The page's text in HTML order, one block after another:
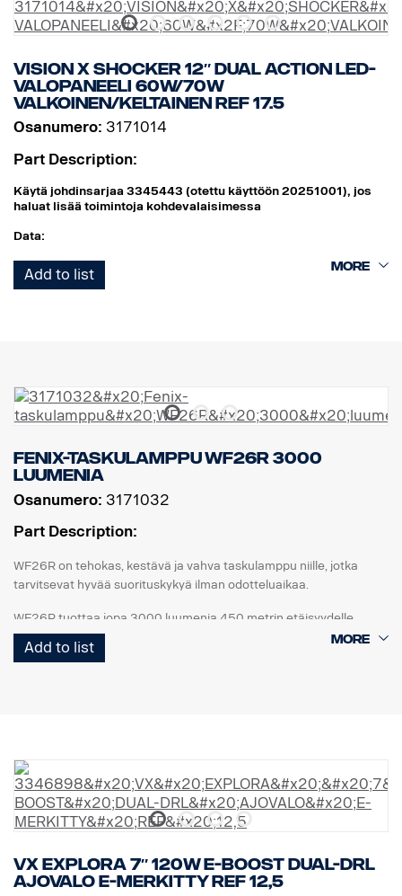
VISION X SHOCKER 12″ DUAL ACTION LED-
VALOPANEELI 60W/70W
VALKOINEN/KELTAINEN REF 17.5
Osanumero: 3171014
Part Description:
Käytä johdinsarjaa 3345443 (otettu käyttöön 20251001), jos
haluat lisää toimintoja kohdevalaisimessa
Data:
Leveys: 304 mm
Korkeus (konsolin kanssa): 97 mm
Kantama, kohdevalo, 1Lux: 400 m
Teho, valonheitin: 70 W
Raakalumenit, valonheitin: 3550 lm
Add to list
Fenix-taskulamppu WF26R 3000
luumenia
Osanumero: 3171032
Part Description:
WF26R on tehokas, kestävä ja vahva taskulamppu niille, jotka
tarvitsevat hyvää suorituskykyä ilman odotteluaikaa.
WF26R tuottaa jopa 3000 luumenia 450 metrin etäisyydelle
neljällä eri valotilalla ja kahdella vilkkutilalla. Akun kesto on jopa 44
tuntia mukana toimitetulla litiumioniakulla. Taskulampun
säilyttämiseksi, kun sitä ei käytetä. Taskulampussa on
sisäänrakennettu akun varaustason ilmaisin, ja latausjohdon voi
irrottaa latausasemasta, jos haluat ladata taskulamppua suoraan.
Tämä taskulamppu on todellinen työhevonen, joka on aina valmis
Add to list
VX EXPLORA 7″ 120W E-BOOST DUAL-DRL
AJOVALO E-MERKITTY REF 12,5